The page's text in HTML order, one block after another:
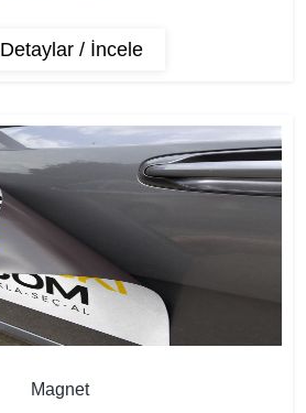
Detaylar / İncele
Magnet